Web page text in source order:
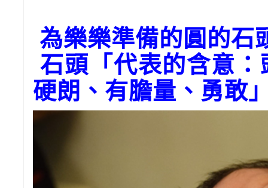
為樂樂準備的圓的石
石頭「代表的含意
硬朗、有膽量、勇敢